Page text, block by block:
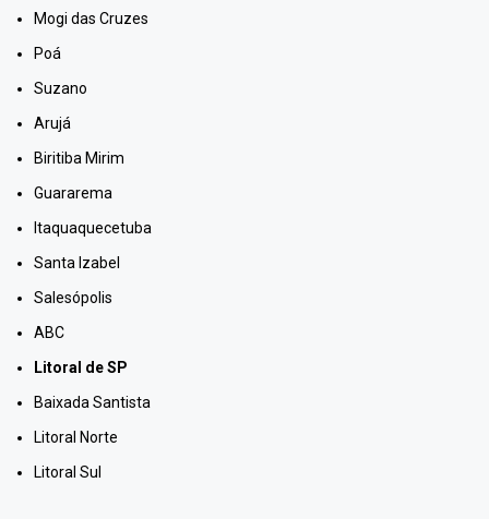
Mogi das Cruzes
Poá
Suzano
Arujá
Biritiba Mirim
Guararema
Itaquaquecetuba
Santa Izabel
Salesópolis
ABC
Litoral de SP
Baixada Santista
Litoral Norte
Litoral Sul